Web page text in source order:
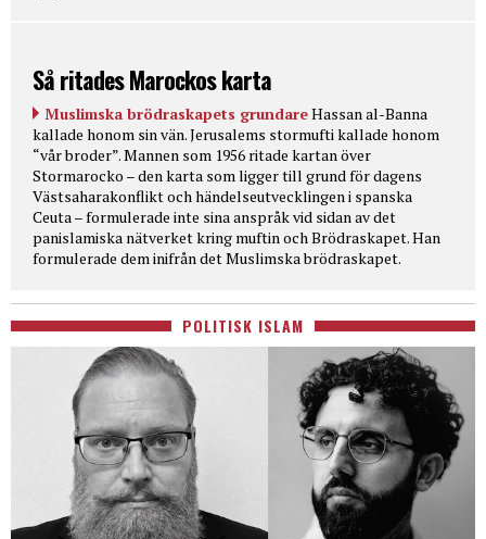
Så ritades Marockos karta
Muslimska brödraskapets grundareHassan al-Banna
kallade honom sin vän. Jerusalems stormufti kallade honom
“vår broder”. Mannen som 1956 ritade kartan över
Stormarocko – den karta som ligger till grund för dagens
Västsaharakonflikt och händelseutvecklingen i spanska
Ceuta – formulerade inte sina anspråk vid sidan av det
panislamiska nätverket kring muftin och Brödraskapet. Han
formulerade dem inifrån det Muslimska brödraskapet.
POLITISK ISLAM